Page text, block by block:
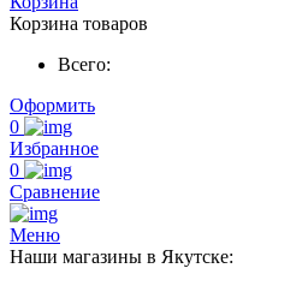
Корзина товаров
Всего:
Оформить
0
Избранное
0
Сравнение
Меню
Наши магазины в Якутске: